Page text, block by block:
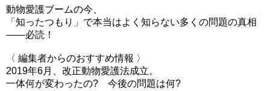
動物愛護ブームの今、
「知ったつもり」で本当はよく知らない多くの問題の真相
――必読！
〈 編集者からのおすすめ情報 〉
2019年6月、改正動物愛護法成立。
一体何が変わったの? 今後の問題は何?